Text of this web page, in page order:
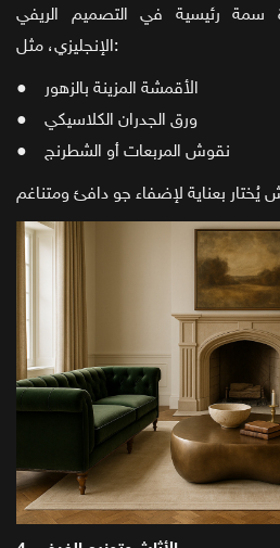
سمة رئيسية في التصميم الريفي
الإنجليزي، مثل:
● الأقمشة المزينة بالزهور
● ورق الجدران الكلاسيكي
● نقوش المربعات أو الشطرنج